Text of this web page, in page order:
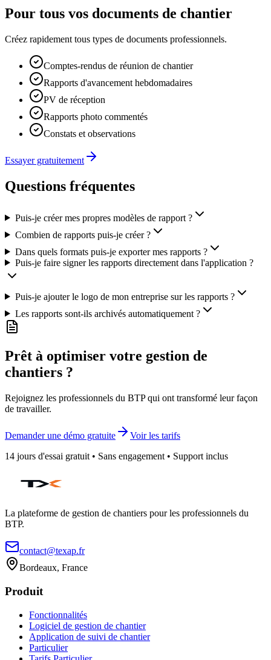
Pour tous vos documents de chantier
Créez rapidement tous types de documents professionnels.
Comptes-rendus de réunion de chantier
Rapports d'avancement hebdomadaires
PV de réception
Rapports photo commentés
Constats et observations
Essayer gratuitement
Questions fréquentes
Puis-je créer mes propres modèles de rapport ?
Combien de rapports puis-je créer ?
Dans quels formats puis-je exporter mes rapports ?
Puis-je faire signer les rapports directement dans l'application ?
Puis-je ajouter le logo de mon entreprise sur les rapports ?
Les rapports sont-ils archivés automatiquement ?
Prêt à optimiser votre gestion de
chantiers ?
Rejoignez les professionnels du BTP qui ont transformé leur façon
de travailler.
Demander une démo gratuite
Voir les tarifs
14 jours d'essai gratuit • Sans engagement • Support inclus
La plateforme de gestion de chantiers pour les professionnels du
BTP.
contact@texap.fr
Bordeaux, France
Produit
Fonctionnalités
Logiciel de gestion de chantier
Application de suivi de chantier
Particulier